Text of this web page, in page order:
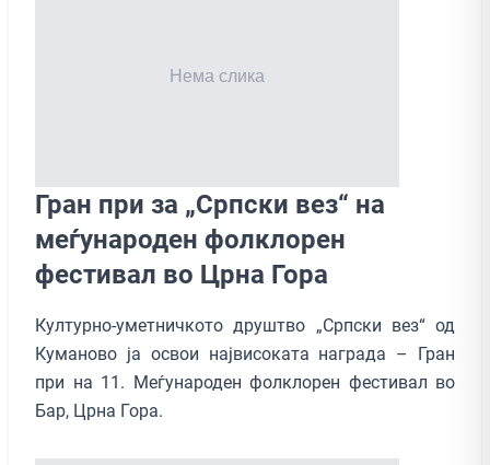
Гран при за „Српски вез“ на
меѓународен фолклорен
фестивал во Црна Гора
Културно-уметничкото друштво „Српски вез“ од
Куманово ја освои највисоката награда – Гран
при на 11. Меѓународен фолклорен фестивал во
Бар, Црна Гора.